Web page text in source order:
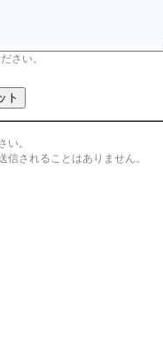
さい。
。
されることはありません。